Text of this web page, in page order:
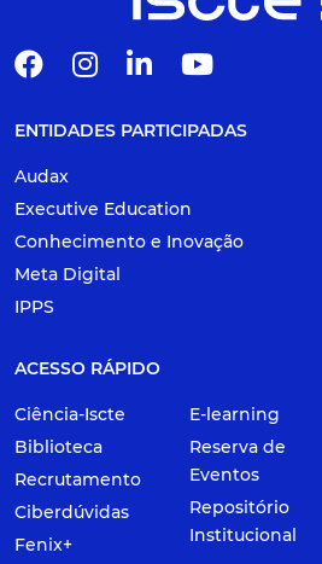
ENTIDADES PARTICIPADAS
Audax
Executive Education
Conhecimento e Inovação
Meta Digital
IPPS
ACESSO RÁPIDO
Ciência-Iscte
Biblioteca
Recrutamento
Ciberdúvidas
Fenix+
E-learning
Reserva de
Eventos
Repositório
Institucional